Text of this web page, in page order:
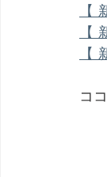
【
【
【
コ